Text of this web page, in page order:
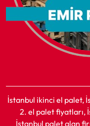
İstanbul ikinci el palet,
2. el palet fiyatları,
İstanbul palet alan